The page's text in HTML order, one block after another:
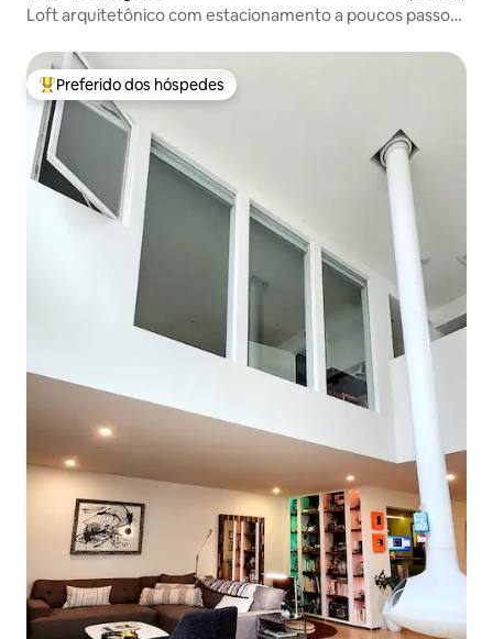
Loft arquitetônico com estacionamento a poucos passos
Entre os melhores preferidos dos hóspedes
Preferido dos hóspedes